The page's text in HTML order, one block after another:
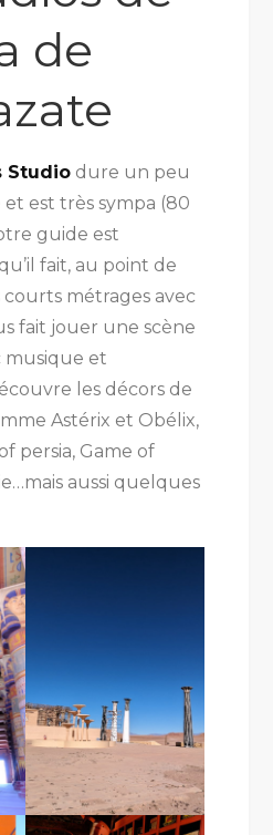
de
Studio dure un peu
est très sympa (80
guide est
fait, au point de
courts métrages avec
fait jouer une scène
musique et
les décors de
Astérix et Obélix,
persia, Game of
aussi quelques